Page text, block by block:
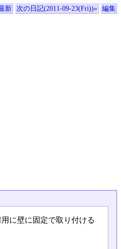
新 次の日記(2011-09-23(Fri))» 編集
に壁に固定で取り付ける